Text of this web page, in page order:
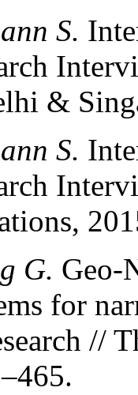
S.
&
S.
G. Geo-
for
//